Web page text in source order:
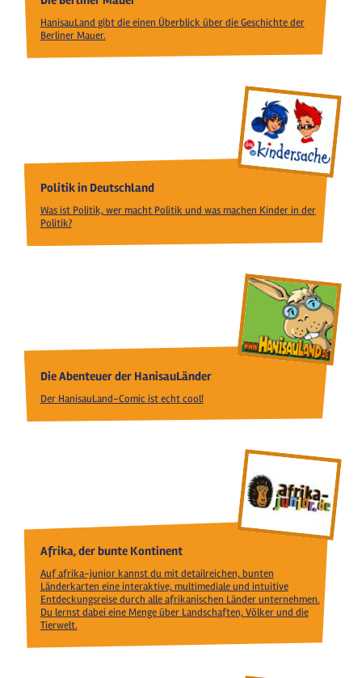
HanisauLand gibt die einen Überblick über die Geschichte der
Berliner Mauer.
Politik in Deutschland
Was ist Politik, wer macht Politik und was machen Kinder in der
Politik?
Die Abenteuer der HanisauLänder
Der HanisauLand-Comic ist echt cool!
Afrika, der bunte Kontinent
Auf afrika-junior kannst du mit detailreichen, bunten
Länderkarten eine interaktive, multimediale und intuitive
Entdeckungsreise durch alle afrikanischen Länder unternehmen.
Du lernst dabei eine Menge über Landschaften, Völker und die
Tierwelt.